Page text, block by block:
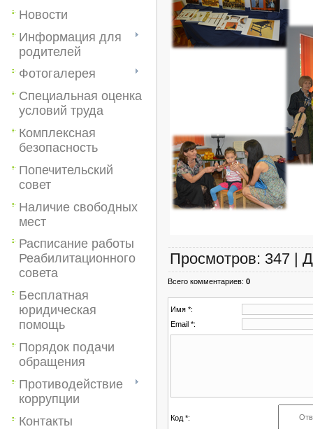
Новости
Информация для
родителей
Фотогалерея
Специальная оценка
условий труда
Комплексная
безопасность
Попечительский
совет
Наличие свободных
мест
Расписание работы
Реабилитационного
совета
Бесплатная
юридическая
помощь
Порядок подачи
обращения
Противодействие
коррупции
Контакты
Просмотров: 347 |
Всего комментариев: 0
Имя *:
Email *:
Код *: